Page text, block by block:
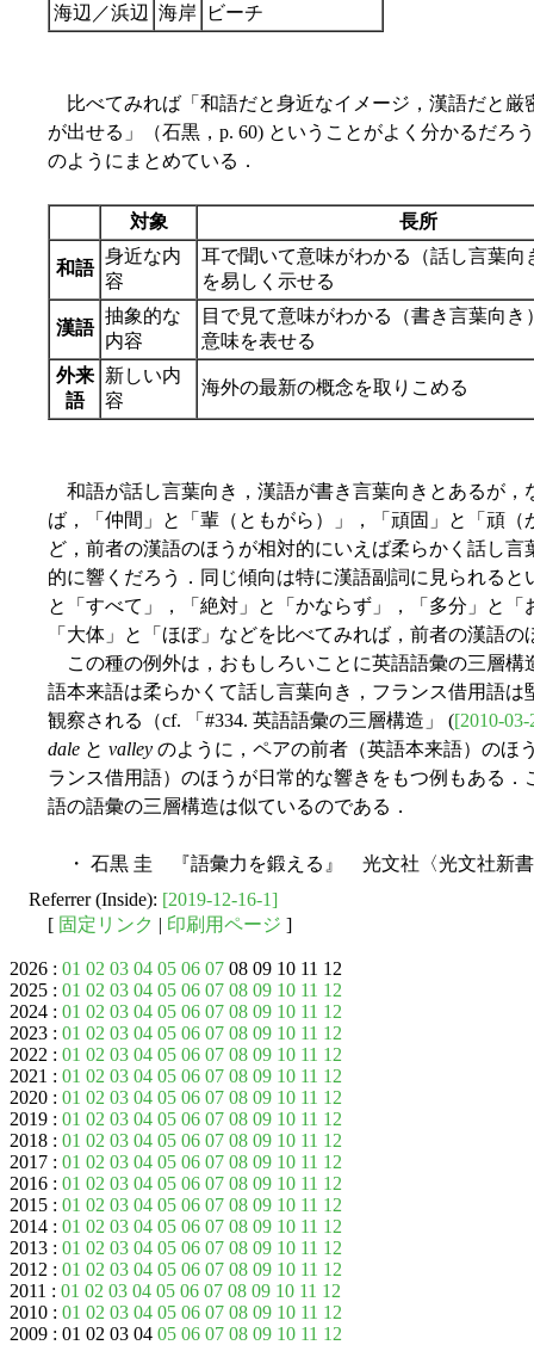
海辺／浜辺
海岸 ビーチ
比べてみれば「和語だと身近なイメージ，漢語だと厳
が出せる」（石黒，p. 60) ということがよく分かるだろ
のようにまとめている．
対象 長所
和語
身近な内
容
耳で聞いて意味がわかる（話し言葉向
を易しく示せる
漢語
抽象的な
内容
目で見て意味がわかる（書き言葉向き
意味を表せる
外来
語
新しい内
容
海外の最新の概念を取りこめる
和語が話し言葉向き，漢語が書き言葉向きとあるが，
ば，「仲間」と「輩（ともがら）」，「頑固」と「頑
ど，前者の漢語のほうが相対的にいえば柔らかく話し
的に響くだろう．同じ傾向は特に漢語副詞に見られる
と「すべて」，「絶対」と「かならず」，「多分」と
「大体」と「ほぼ」などを比べてみれば，前者の漢語
この種の例外は，おもしろいことに英語語彙の三層構
語本来語は柔らかくて話し言葉向き，フランス借用語
観察される（cf. 「#334. 英語語彙の三層構造」 ([2010-03-
dale と valley のように，ペアの前者（英語本来語）のほ
ランス借用語）のほうが日常的な響きをもつ例もある
語の語彙の三層構造は似ているのである．
・ 石黒 圭 『語彙力を鍛える』 光文社〈光文社新書
Referrer (Inside): [2019-12-16-1]
[ 固定リンク | 印刷用ページ ]
2026 : 01 02 03 04 05 06 07 08 09 10 11 12
2025 : 01 02 03 04 05 06 07 08 09 10 11 12
2024 : 01 02 03 04 05 06 07 08 09 10 11 12
2023 : 01 02 03 04 05 06 07 08 09 10 11 12
2022 : 01 02 03 04 05 06 07 08 09 10 11 12
2021 : 01 02 03 04 05 06 07 08 09 10 11 12
2020 : 01 02 03 04 05 06 07 08 09 10 11 12
2019 : 01 02 03 04 05 06 07 08 09 10 11 12
2018 : 01 02 03 04 05 06 07 08 09 10 11 12
2017 : 01 02 03 04 05 06 07 08 09 10 11 12
2016 : 01 02 03 04 05 06 07 08 09 10 11 12
2015 : 01 02 03 04 05 06 07 08 09 10 11 12
2014 : 01 02 03 04 05 06 07 08 09 10 11 12
2013 : 01 02 03 04 05 06 07 08 09 10 11 12
2012 : 01 02 03 04 05 06 07 08 09 10 11 12
2011 : 01 02 03 04 05 06 07 08 09 10 11 12
2010 : 01 02 03 04 05 06 07 08 09 10 11 12
2009 : 01 02 03 04 05 06 07 08 09 10 11 12